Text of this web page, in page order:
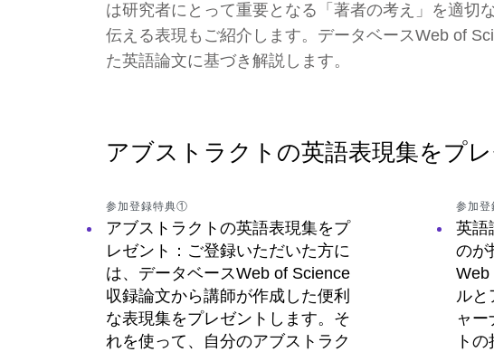
は研究者にとって重要となる「著者の考え」を適切
伝える表現もご紹介します。データベースWeb of
た英語論文に基づき解説します。
アブストラクトの英語表現集をプレ
参加登録特典①
アブストラクトの英語表現集をプ
レゼント：ご登録いただいた方に
は、データベースWeb of Science
収録論文から講師が作成した便利
な表現集をプレゼントします。そ
れを使って、自分のアブストラク
参加
英語
のが
Web
ルと
ャー
ト